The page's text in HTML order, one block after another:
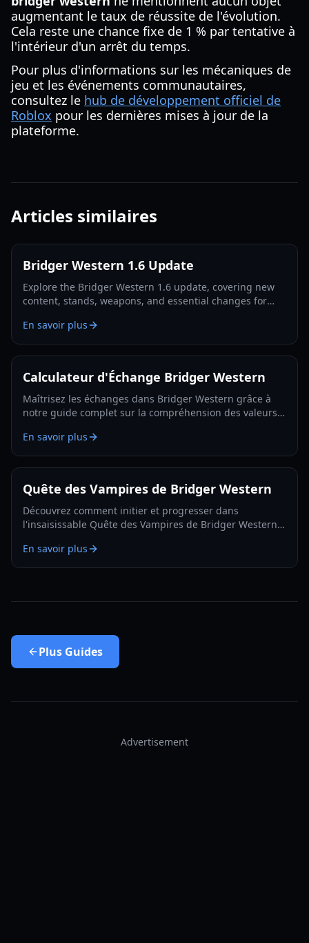
augmentant le taux de réussite de l'évolution.
Cela reste une chance fixe de 1 % par tentative à
l'intérieur d'un arrêt du temps.
Pour plus d'informations sur les mécaniques de
jeu et les événements communautaires,
consultez le hub de développement officiel de
Roblox pour les dernières mises à jour de la
plateforme.
Articles similaires
Bridger Western 1.6 Update
Explore the Bridger Western 1.6 update, covering new
content, stands, weapons, and essential changes for
En savoir plus
Calculateur d'Échange Bridger Western
Maîtrisez les échanges dans Bridger Western grâce à
notre guide complet sur la compréhension des valeurs
décisions éclairées.
En savoir plus
Quête des Vampires de Bridger Western
Découvrez comment initier et progresser dans
l'insaisissable Quête des Vampires de Bridger Western,
trouver des apparitions cachées.
En savoir plus
Plus Guides
Advertisement